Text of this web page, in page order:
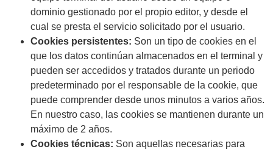
dominio gestionado por el propio editor, y desde el
cual se presta el servicio solicitado por el usuario.
Cookies persistentes: Son un tipo de cookies en el
que los datos continúan almacenados en el terminal y
pueden ser accedidos y tratados durante un periodo
predeterminado por el responsable de la cookie, que
puede comprender desde unos minutos a varios años.
En nuestro caso, las cookies se mantienen durante un
máximo de 2 años.
Cookies técnicas: Son aquellas necesarias para